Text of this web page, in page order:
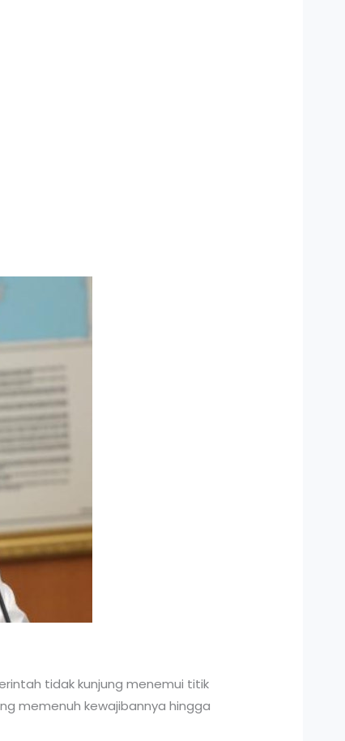
tidak kunjung menemui titik
memenuh kewajibannya hingga